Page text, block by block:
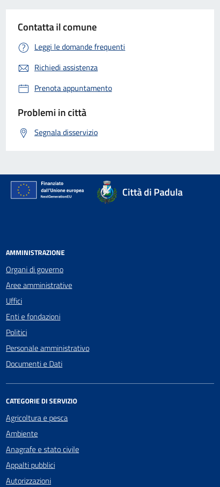
Contatta il comune
Leggi le domande frequenti
Richiedi assistenza
Prenota appuntamento
Problemi in città
Segnala disservizio
Città di Padula
AMMINISTRAZIONE
Organi di governo
Aree amministrative
Uffici
Enti e fondazioni
Politici
Personale amministrativo
Documenti e Dati
CATEGORIE DI SERVIZIO
Agricoltura e pesca
Ambiente
Anagrafe e stato civile
Appalti pubblici
Autorizzazioni